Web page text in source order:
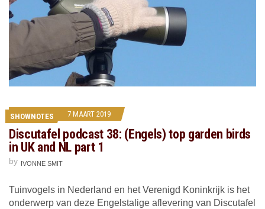
SHOWNOTES 7 MAART 2019
Discutafel podcast 38: (Engels) top garden birds
in UK and NL part 1
by IVONNE SMIT
Tuinvogels in Nederland en het Verenigd Koninkrijk is het
onderwerp van deze Engelstalige aflevering van Discutafel